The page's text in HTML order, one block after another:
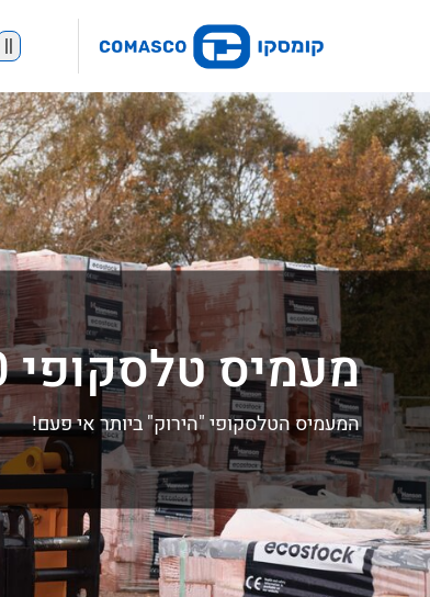
||
מעמיס טלסקופי 531-70
המעמיס הטלסקופי "הירוק" ביותר אי פעם!